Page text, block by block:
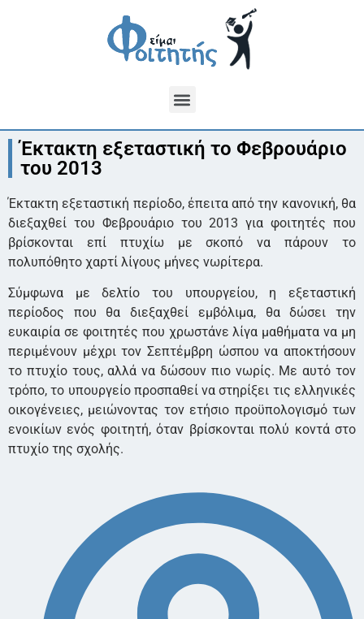
Έκτακτη εξεταστική το Φεβρουάριο
του 2013
Έκτακτη εξεταστική περίοδο, έπειτα από την κανονική, θα
διεξαχθεί του Φεβρουάριο του 2013 για φοιτητές που
βρίσκονται επί πτυχίω με σκοπό να πάρουν το
πολυπόθητο χαρτί λίγους μήνες νωρίτερα.
Σύμφωνα με δελτίο του υπουργείου, η εξεταστική
περίοδος που θα διεξαχθεί εμβόλιμα, θα δώσει την
ευκαιρία σε φοιτητές που χρωστάνε λίγα μαθήματα να μη
περιμένουν μέχρι τον Σεπτέμβρη ώσπου να αποκτήσουν
το πτυχίο τους, αλλά να δώσουν πιο νωρίς. Με αυτό τον
τρόπο, το υπουργείο προσπαθεί να στηρίξει τις ελληνικές
οικογένειες, μειώνοντας τον ετήσιο προϋπολογισμό των
ενοικίων ενός φοιτητή, όταν βρίσκονται πολύ κοντά στο
πτυχίο της σχολής.